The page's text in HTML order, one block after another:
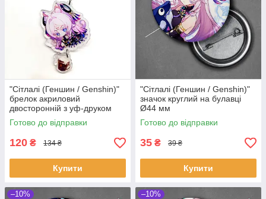
"Сітлалі (Геншин / Genshin)"
брелок акриловий
двосторонній з уф-друком
Готово до відправки
120 ₴ 134 ₴
Купити
"Сітлалі (Геншин / Genshin)"
значок круглий на булавці
Ø44 мм
Готово до відправки
35 ₴ 39 ₴
Купити
–10% –10%